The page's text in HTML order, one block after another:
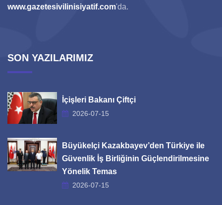
www.gazetesivilinisiyatif.com'da.
SON YAZILARIMIZ
İçişleri Bakanı Çiftçi
2026-07-15
Büyükelçi Kazakbayev’den Türkiye ile
Güvenlik İş Birliğinin Güçlendirilmesine
Yönelik Temas
2026-07-15